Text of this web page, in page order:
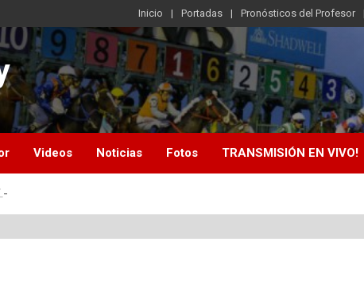
Inicio Portadas Pronósticos del Profesor
Videos Noticias Fotos TRANSMISIÓN EN VIVO!